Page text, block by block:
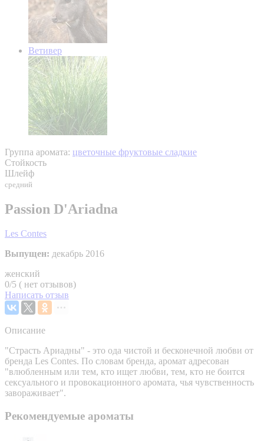
Ветивер
Группа аромата: цветочные фруктовые сладкие
Стойкость
Шлейф
средний
Passion D'Ariadna
Les Contes
Выпущен: декабрь 2016
женский
0/5 ( нет отзывов)
Написать отзыв
Описание
"Страсть Ариадны" - это ода чистой и бесконечной любви от
бренда Les Contes. По словам бренда, аромат адресован
"влюбленным или тем, кто ищет любви, тем, кто не боится
сексуального и провокационного аромата, чья чувственность
завораживает".
Рекомендуемые ароматы